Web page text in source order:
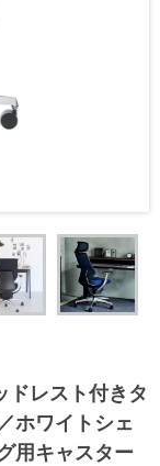
ドレスト付きタ
ホワイトシェ
用キャスター